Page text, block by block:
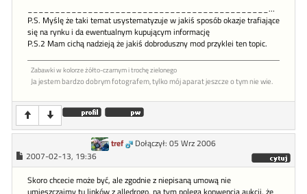
P.S. Myślę że taki temat usystematyzuje w jakiś sposób okazje trafiające
się na rynku i da ewentualnym kupującym informację
P.S.2 Mam cichą nadzieją że jakiś dobroduszny mod przyklei ten topic.
Zabawki w kolorze żółto-czarnym i trochę zielonego
Ja jestem bardzo dobrym fotografem, tylko mój aparat jeszcze o tym nie wie.
tref
Dołączył: 05 Wrz 2006
2007-02-13, 19:36
Skoro chcecie może być, ale zgodnie z niepisaną umową nie